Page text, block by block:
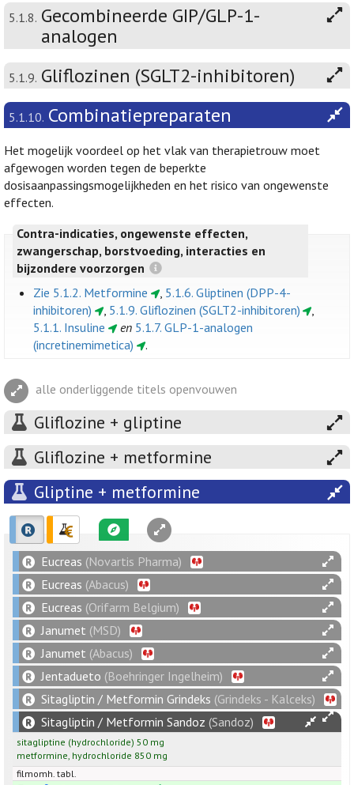
5.1.8. Gecombineerde GIP/GLP-1-
analogen
5.1.9. Gliflozinen (SGLT2-inhibitoren)
5.1.10. Combinatiepreparaten
Het mogelijk voordeel op het vlak van therapietrouw moet
afgewogen worden tegen de beperkte
dosisaanpassingsmogelijkheden en het risico van ongewenste
effecten.
Contra-indicaties, ongewenste effecten,
zwangerschap, borstvoeding, interacties en
bijzondere voorzorgen
Zie 5.1.2. Metformine
, 5.1.6. Gliptinen (DPP-4-
inhibitoren)
, 5.1.9. Gliflozinen (SGLT2-inhibitoren)
,
5.1.1. Insuline
en 5.1.7. GLP-1-analogen
(incretinemimetica)
.
alle onderliggende titels openvouwen
Gliflozine + gliptine
Gliflozine + metformine
Gliptine + metformine
Eucreas (Novartis Pharma)
Eucreas (Abacus)
Eucreas (Orifarm Belgium)
Janumet (MSD)
Janumet (Abacus)
Jentadueto (Boehringer Ingelheim)
Sitagliptin / Metformin Grindeks (Grindeks - Kalceks)
Sitagliptin / Metformin Sandoz (Sandoz)
sitagliptine (hydrochloride) 50 mg
metformine, hydrochloride 850 mg
filmomh. tabl.